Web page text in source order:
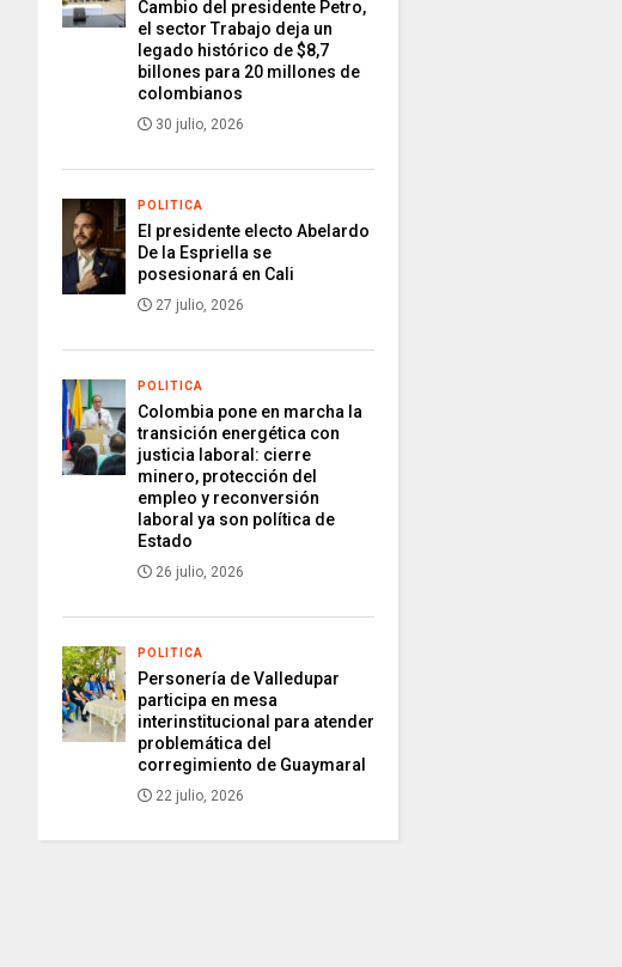
Cambio del presidente Petro,
el sector Trabajo deja un
legado histórico de $8,7
billones para 20 millones de
colombianos
30 julio, 2026
POLITICA
El presidente electo Abelardo
De la Espriella se
posesionará en Cali
27 julio, 2026
POLITICA
Colombia pone en marcha la
transición energética con
justicia laboral: cierre
minero, protección del
empleo y reconversión
laboral ya son política de
Estado
26 julio, 2026
POLITICA
Personería de Valledupar
participa en mesa
interinstitucional para atender
problemática del
corregimiento de Guaymaral
22 julio, 2026